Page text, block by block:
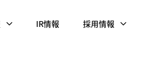
IR情報 採用情報